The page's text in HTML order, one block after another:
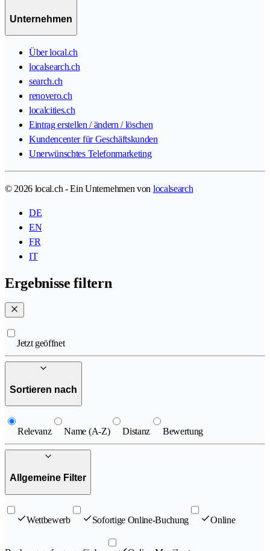
Unternehmen
Über local.ch
localsearch.ch
search.ch
renovero.ch
localcities.ch
Eintrag erstellen / ändern / löschen
Kundencenter für Geschäftskunden
Unerwünschtes Telefonmarketing
© 2026 local.ch - Ein Unternehmen von localsearch
DE
EN
FR
IT
Ergebnisse filtern
Jetzt geöffnet
Sortieren nach
Relevanz Name (A-Z) Distanz Bewertung
Allgemeine Filter
Wettbewerb Sofortige Online-Buchung Online